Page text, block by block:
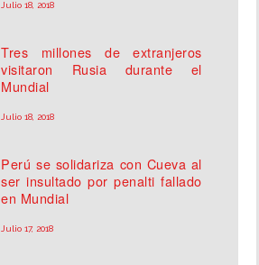
Julio 18, 2018
Tres millones de extranjeros
visitaron Rusia durante el
Mundial
Julio 18, 2018
Perú se solidariza con Cueva al
ser insultado por penalti fallado
en Mundial
Julio 17, 2018